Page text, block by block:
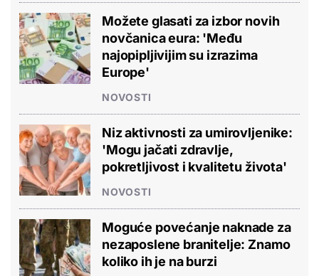
Možete glasati za izbor novih
novčanica eura: 'Među
najopipljivijim su izrazima
Europe'
NOVOSTI
Niz aktivnosti za umirovljenike:
'Mogu jačati zdravlje,
pokretljivost i kvalitetu života'
NOVOSTI
Moguće povećanje naknade za
nezaposlene branitelje: Znamo
koliko ih je na burzi